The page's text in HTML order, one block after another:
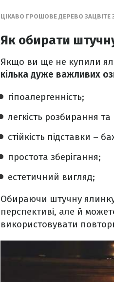
ЦІКАВО ГРОШОВЕ ДЕРЕВО ЗАЦВІТЕ
Як обирати
Якщо ви ще не купили
кілька дуже важливих
гіпоалергенність;
легкість розбирання
стійкість підставки –
простота зберігання;
естетичний вигляд;
Обираючи штучну
перспективі, але й
використовувати